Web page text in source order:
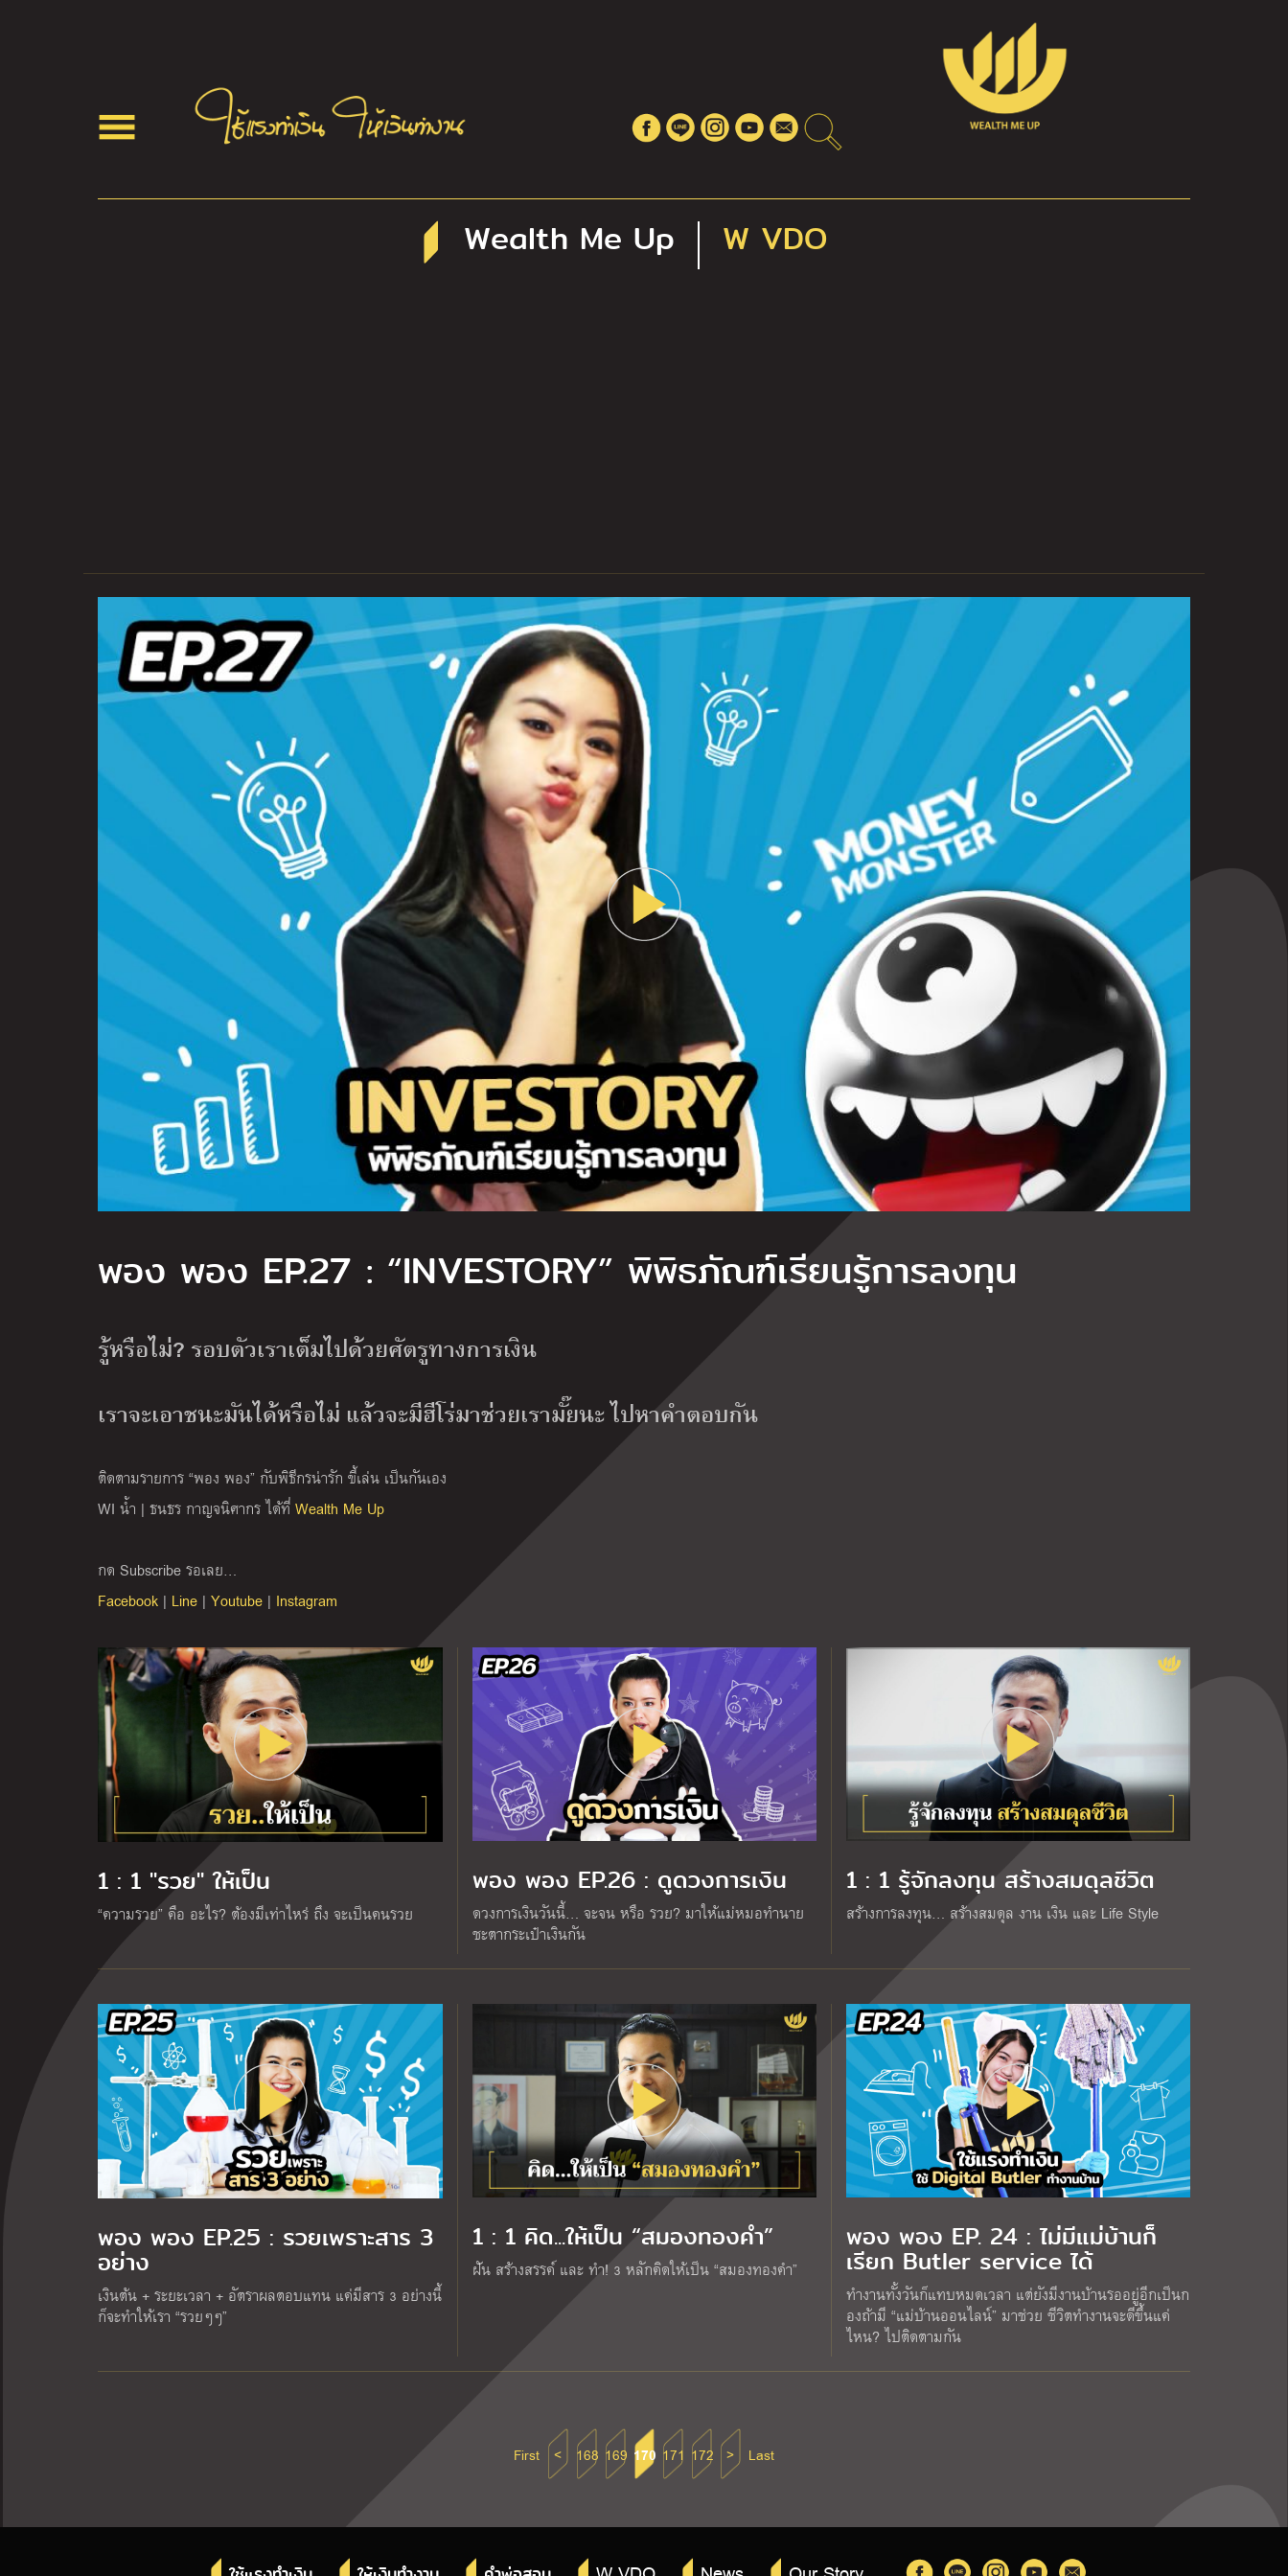
Wealth Me Up W VDO
พอง พอง EP.27 : “INVESTORY” พิพิธภัณฑ์เรียนรู้การลงทุน
รู้หรือไม่? รอบตัวเราเต็มไปด้วยศัตรูทางการเงิน
เราจะเอาชนะมันได้หรือไม่ แล้วจะมีฮีโร่มาช่วยเรามั๊ยนะ ไปหาคำตอบกัน
ติดตามรายการ “พอง พอง” กับพิธีกรน่ารัก ขี้เล่น เป็นกันเอง
WI น้ำ | ธนธร กาญจนิศากร ได้ที่ Wealth Me Up
กด Subscribe รอเลย…
Facebook | Line | Youtube | Instagram
1 : 1 "รวย" ให้เป็น
“ความรวย” คือ อะไร? ต้องมีเท่าไหร่ ถึง จะเป็นคนรวย
พอง พอง EP.26 : ดูดวงการเงิน
ดวงการเงินวันนี้… จะจน หรือ รวย? มาให้แม่หมอทำนาย
ชะตากระเป๋าเงินกัน
1 : 1 รู้จักลงทุน สร้างสมดุลชีวิต
สร้างการลงทุน… สร้างสมดุล งาน เงิน และ Life Style
พอง พอง EP.25 : รวยเพราะสาร 3
อย่าง
เงินต้น + ระยะเวลา + อัตราผลตอบแทน แค่มีสาร 3 อย่างนี้
ก็จะทำให้เรา “รวยๆๆ”
1 : 1 คิด...ให้เป็น “สมองทองคำ”
ฝัน สร้างสรรค์ และ ทำ! 3 หลักคิดให้เป็น “สมองทองคำ”
พอง พอง EP. 24 : ไม่มีแม่บ้านก็
เรียก Butler service ได้
ทำงานทั้งวันก็แทบหมดเวลา แต่ยังมีงานบ้านรออยู่อีกเป็นก
องถ้ามี “แม่บ้านออนไลน์” มาช่วย ชีวิตทำงานจะดีขึ้นแค่
ไหน? ไปติดตามกัน
First < 168 169 170 171 172 > Last